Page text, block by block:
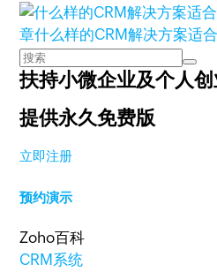
章什么样的CRM解决方案适
扶持小微企业及个人创
提供永久免费版
立即注册
预约演示
Zoho百科
CRM系统